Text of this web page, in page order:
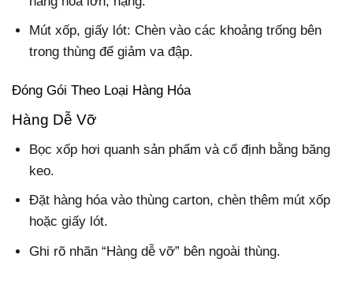
Mút xốp, giấy lót: Chèn vào các khoảng trống bên
trong thùng để giảm va đập.
Đóng Gói Theo Loại Hàng Hóa
Hàng Dễ Vỡ
Bọc xốp hơi quanh sản phẩm và cố định bằng băng
keo.
Đặt hàng hóa vào thùng carton, chèn thêm mút xốp
hoặc giấy lót.
Ghi rõ nhãn “Hàng dễ vỡ” bên ngoài thùng.